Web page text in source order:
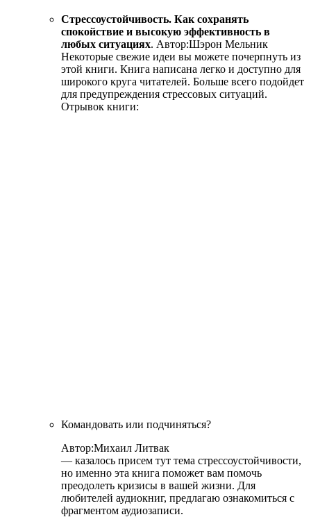
Стрессоустойчивость. Как сохранять
спокойствие и высокую эффективность в
любых ситуациях. Автор:Шэрон Мельник
Некоторые свежие идеи вы можете почерпнуть из
этой книги. Книга написана легко и доступно для
широкого круга читателей. Больше всего подойдет
для предупреждения стрессовых ситуаций.
Отрывок книги:
Командовать или подчиняться?
Автор:Михаил Литвак
— казалось присем тут тема стрессоустойчивости,
но именно эта книга поможет вам помочь
преодолеть кризисы в вашей жизни. Для
любителей аудиокниг, предлагаю ознакомиться с
фрагментом аудиозаписи.